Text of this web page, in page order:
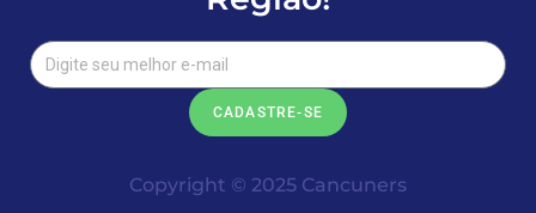
CADASTRE-SE
Copyright © 2025 Cancuners